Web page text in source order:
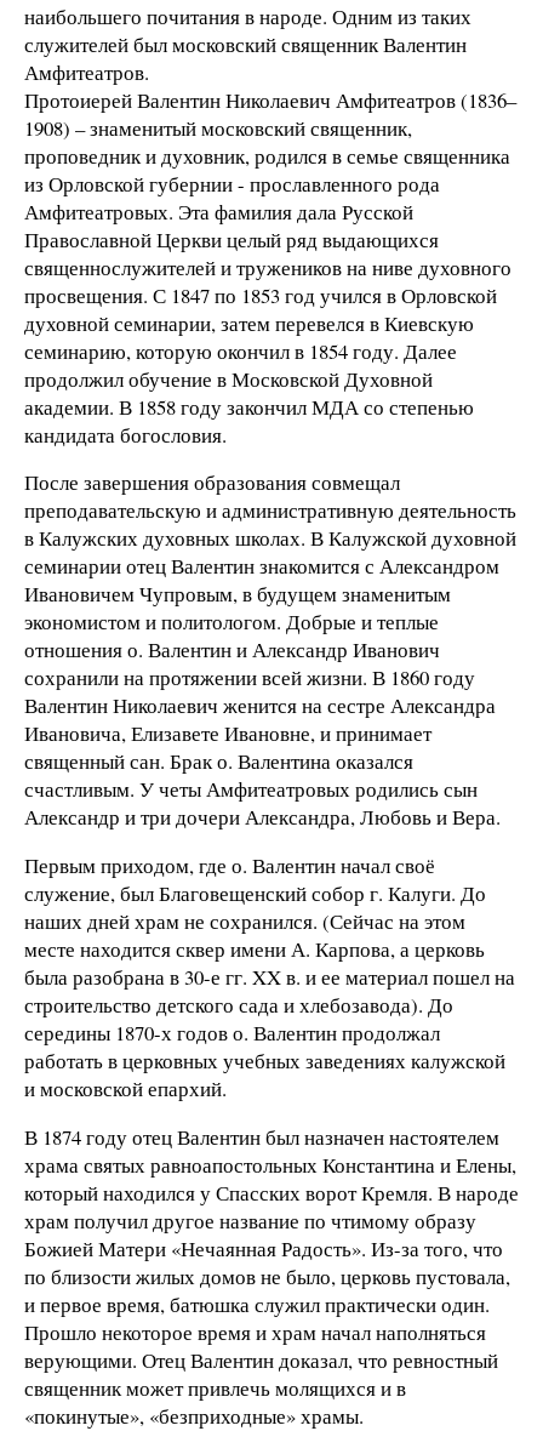
наибольшего почитания в народе. Одним из таких
служителей был московский священник Валентин
Амфитеатров.
Протоиерей Валентин Николаевич Амфитеатров (1836–
1908) – знаменитый московский священник,
проповедник и духовник, родился в семье священника
из Орловской губернии - прославленного рода
Амфитеатровых. Эта фамилия дала Русской
Православной Церкви целый ряд выдающихся
священнослужителей и тружеников на ниве духовного
просвещения. С 1847 по 1853 год учился в Орловской
духовной семинарии, затем перевелся в Киевскую
семинарию, которую окончил в 1854 году. Далее
продолжил обучение в Московской Духовной
академии. В 1858 году закончил МДА со степенью
кандидата богословия.
После завершения образования совмещал
преподавательскую и административную деятельность
в Калужских духовных школах. В Калужской духовной
семинарии отец Валентин знакомится с Александром
Ивановичем Чупровым, в будущем знаменитым
экономистом и политологом. Добрые и теплые
отношения о. Валентин и Александр Иванович
сохранили на протяжении всей жизни. В 1860 году
Валентин Николаевич женится на сестре Александра
Ивановича, Елизавете Ивановне, и принимает
священный сан. Брак о. Валентина оказался
счастливым. У четы Амфитеатровых родились сын
Александр и три дочери Александра, Любовь и Вера.
Первым приходом, где о. Валентин начал своё
служение, был Благовещенский собор г. Калуги. До
наших дней храм не сохранился. (Сейчас на этом
месте находится сквер имени А. Карпова, а церковь
была разобрана в 30-е гг. XX в. и ее материал пошел на
строительство детского сада и хлебозавода). До
середины 1870-х годов о. Валентин продолжал
работать в церковных учебных заведениях калужской
и московской епархий.
В 1874 году отец Валентин был назначен настоятелем
храма святых равноапостольных Константина и Елены,
который находился у Спасских ворот Кремля. В народе
храм получил другое название по чтимому образу
Божией Матери «Нечаянная Радость». Из-за того, что
по близости жилых домов не было, церковь пустовала,
и первое время, батюшка служил практически один.
Прошло некоторое время и храм начал наполняться
верующими. Отец Валентин доказал, что ревностный
священник может привлечь молящихся и в
«покинутые», «безприходные» храмы.